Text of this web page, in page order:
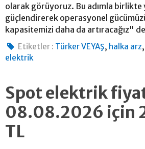
olarak görüyoruz. Bu adımla birlikte
güçlendirerek operasyonel
kapasitemizi daha da artıracağız"
Etiketler : Türker VEYAŞ, halka arz,
elektrik
Spot elektrik
08.08.2026 için
TL